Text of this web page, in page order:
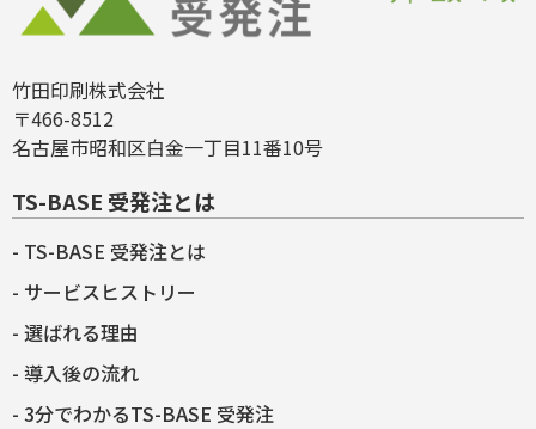
竹田印刷株式会社
〒466-8512
名古屋市昭和区白金一丁目11番10号
TS-BASE 受発注とは
TS-BASE 受発注とは
サービスヒストリー
選ばれる理由
導入後の流れ
3分でわかるTS-BASE 受発注